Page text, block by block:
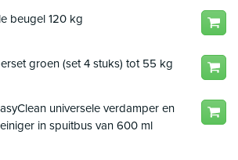
beugel 120 kg
groen (set 4 stuks) tot 55 kg
universele verdamper en
in spuitbus van 600 ml